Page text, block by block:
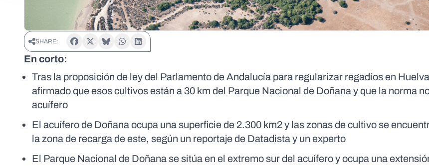
SHARE:
En corto:
Tras la proposición de ley del Parlamento de Andalucía para regularizar regadíos en
afirmado que esos cultivos están a 30 km del Parque Nacional de Doñana y que la norma
acuífero
El acuífero de Doñana ocupa una superficie de 2.300 km2 y las zonas de cultivo se
la zona de recarga de este, según un reportaje de Datadista y un experto
El Parque Nacional de Doñana se sitúa en el extremo sur del acuífero y ocupa una